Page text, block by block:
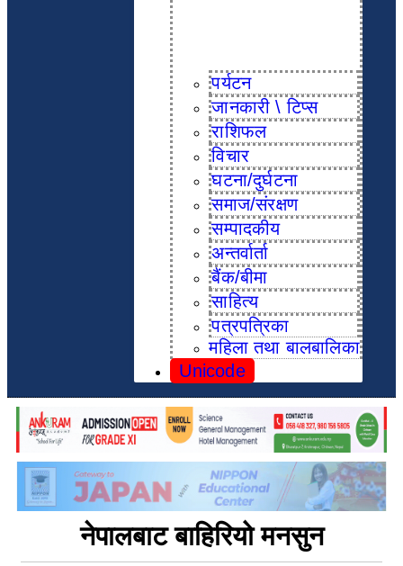
पर्यटन
जानकारी \ टिप्स
राशिफल
विचार
घटना/दुर्घटना
समाज/संरक्षण
सम्पादकीय
अन्तर्वार्ता
बैंक/बीमा
साहित्य
पत्रपत्रिका
महिला तथा बालबालिका
Unicode
नेपालबाट बाहिरियो मनसुन